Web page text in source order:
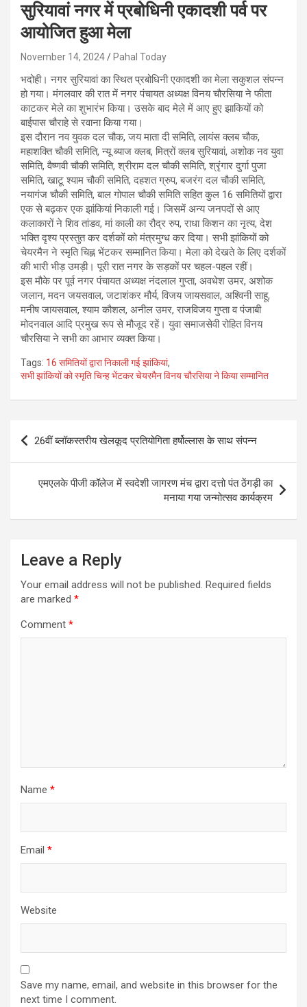
सुरियावां नगर में प्रबोधिनी एकादशी पर्व पर
आयोजित हुआ मेला
November 14, 2024 Pahal Today
भदोही। नगर सुरियावां का स्थित प्रबोधिनी एकादशी का मेला सकुशल संपन्न
हो गया। मंगलवार की रात में नगर पंचायत अध्यक्ष विनय चौरसिया ने फीता
काटकर मेले का शुभारंभ किया। उसके बाद मेले में आए हुए झाकियों को
बाईपास चौराहे से रवाना किया गया।
इस दौरान नव युवक दल चौक, जय माता दी समिति, लायंस क्लब चौक,
महाशक्ति चौकी समिति, न्यू ब्याज क्लब, मित्रों क्लब सुरियावां, अशोक नव युवा
समिति, वैष्णवी चौकी समिति, श्रीराम दल चौकी समिति, श्रृंगार दुर्गा पुजा
समिति, खाटू श्याम चौकी समिति, दहशत ग्रुप, बजरंग दल चौकी समिति,
नयागंज चौकी समिति, बाल गोपाल चौकी समिति सहित कुल 16 समितियों द्वारा
एक से बढ़कर एक झांकियां निकाली गई। जिसमें अन्य जनपदों से आए
कलाकारों ने शिव तांडव, मां काली का रौद्र रुप, राधा किशन का नृत्य, देश
भक्ति दृश्य प्रस्तुत कर दर्शकों को मंत्रमुग्ध कर दिया। सभी झांकियों को
चेयरमैन ने स्मृति चिह्न भेंटकर सम्मानित किया। मेला को देखते के लिए दर्शकों
की भारी भीड़ उमड़ी। पूरी रात नगर के सड़कों पर चहल-पहल रहीं।
इस मौके पर पूर्व नगर पंचायत अध्यक्ष नंदलाल गुप्ता, अवधेश उमर, अशोक
जलान, मदन जयसवाल, जटाशंकर मौर्य, विजय जायसवाल, अश्विनी साहू,
मनीष जायसवाल, श्याम कौशल, अनील उमर, राजविजय गुप्ता व पंजाबी
मोदनवाल आदि प्रमुख रूप से मौजूद रहें। युवा समाजसेवी रोहित विनय
चौरसिया ने सभी का आभार व्यक्त किया।
Tags: 16 समितियों द्वारा निकाली गई झांकियां,
सभी झांकियों को स्मृति चिन्ह भेंटकर चेयरमैन विनय चौरसिया ने किया सम्मानित
Post
navigation
26वीं ब्लॉकस्तरीय खेलकूद प्रतियोगिता हर्षोल्लास के साथ संपन्न
एमएलके पीजी कॉलेज में स्वदेशी जागरण मंच द्वारा दत्तो पंत ठेंगड़ी का
मनाया गया जन्मोत्सव कार्यक्रम
Leave a Reply
Your email address will not be published. Required fields
are marked *
Comment *
Name *
Email *
Website
Save my name, email, and website in this browser for the
next time I comment.